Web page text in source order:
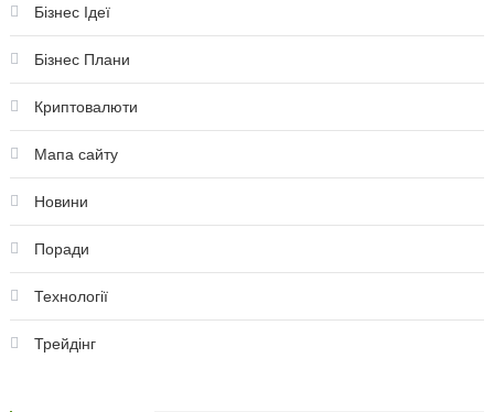
Бізнес Ідеї
Бізнес Плани
Криптовалюти
Мапа сайту
Новини
Поради
Технології
Трейдінг